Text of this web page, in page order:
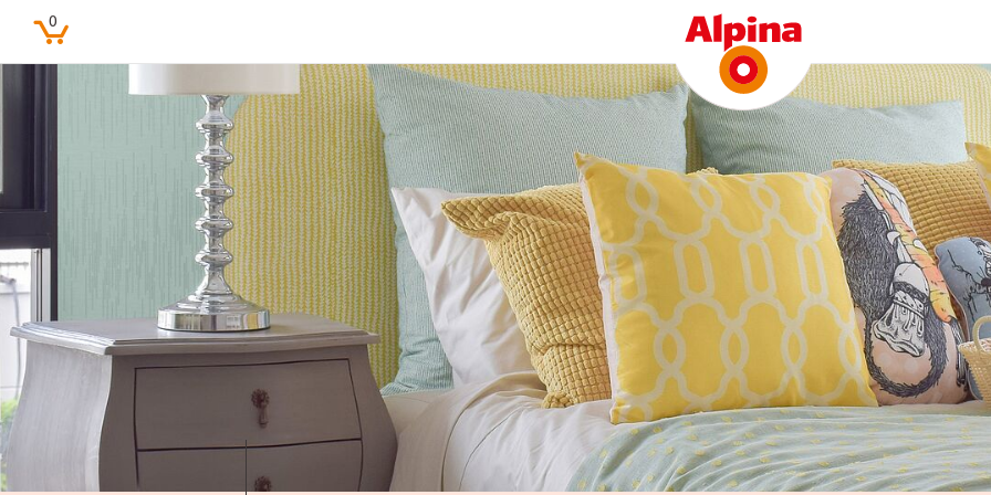
Beliebte Suchbegriffe
Feine Farben
Lacke
Pure farben
Kinderzimmer
Farbenfreunde
0